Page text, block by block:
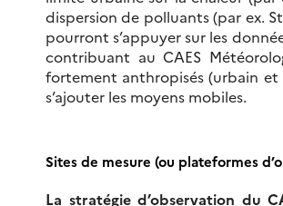
dispersion de polluants (par ex.
pourront s’appuyer sur les
contribuant au CAES
fortement anthropisés (urbain
s’ajouter les moyens mobiles.
Sites de mesure (ou plateformes
La stratégie d’observation du